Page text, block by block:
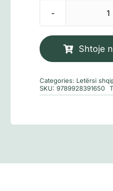
i
Shtoje
Categories: Letërsi
SKU:9789928391650